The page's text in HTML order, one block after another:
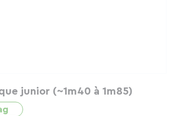
junior (~1m40 à 1m85)